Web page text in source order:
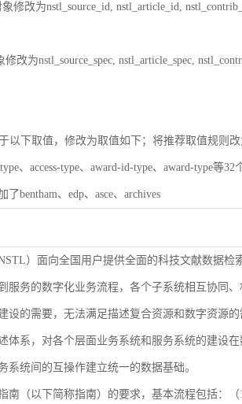
修改为nstl_source_id, nstl_article_id,
改为nstl_source_spec, nstl_article_spec,
以下取值，修改为取值如下；将推荐取值规则改
、access-type、award-id-type、award-type等32
bentham、edp、asce、archives
）面向全国用户提供全面的科技文献数据
服务的数字化业务流程，各个子系统相互协同
设的需要，无法满足描述复合资源和数字资源
体系，对各个层面业务系统和服务系统的建设
统间的互操作建立统一的数据基础。
南（以下简称指南）的要求，基本流程包括：